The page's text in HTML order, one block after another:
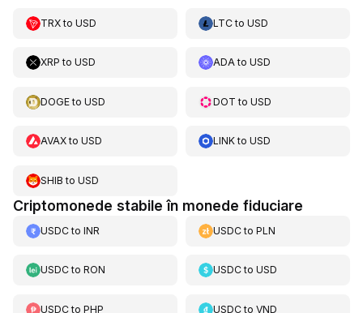
TRXto USD LTCtoUSD
XRP to USD ADAtoUSD
DOGEto USD DOT toUSD
AVAXto USD LINKtoUSD
SHIB to USD
Criptomonede stabile în monede fiduciare
USDCto INR USDCtoPLN
USDCto RON USDCtoUSD
USDCto PHP USDCtoVND